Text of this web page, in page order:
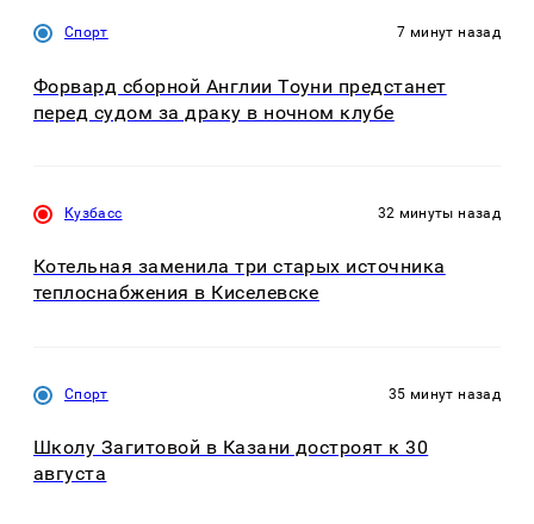
Спорт 7 минут назад
Форвард сборной Англии Тоуни предстанет
перед судом за драку в ночном клубе
Кузбасс 32 минуты назад
Котельная заменила три старых источника
теплоснабжения в Киселевске
Спорт 35 минут назад
Школу Загитовой в Казани достроят к 30
августа